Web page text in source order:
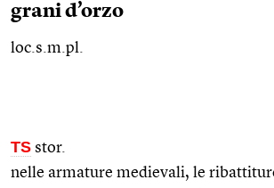
grani d’orzo
loc.s.m.pl.
TS stor.
nelle armature medievali, le